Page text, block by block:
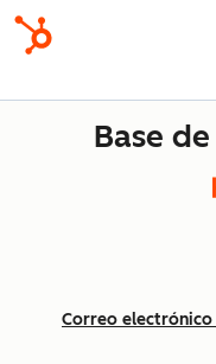
Base
Correo